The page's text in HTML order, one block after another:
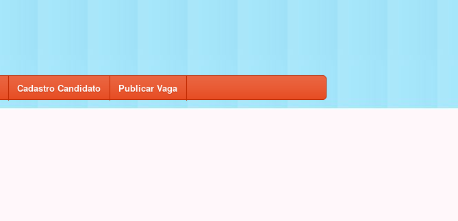
Cadastro Candidato Publicar Vaga